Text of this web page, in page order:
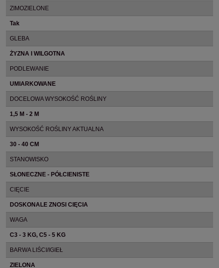
ZIMOZIELONE
Tak
GLEBA
ŻYZNA I WILGOTNA
PODLEWANIE
UMIARKOWANE
DOCELOWA WYSOKOŚĆ ROŚLINY
1,5 M - 2 M
WYSOKOŚĆ ROŚLINY AKTUALNA
30 - 40 CM
STANOWISKO
SŁONECZNE - PÓŁCIENISTE
CIĘCIE
DOSKONALE ZNOSI CIĘCIA
WAGA
C3 - 3 KG, C5 - 5 KG
BARWA LIŚCI/IGIEŁ
ZIELONA